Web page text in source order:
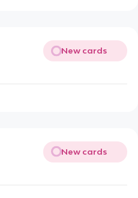
New cards
New cards